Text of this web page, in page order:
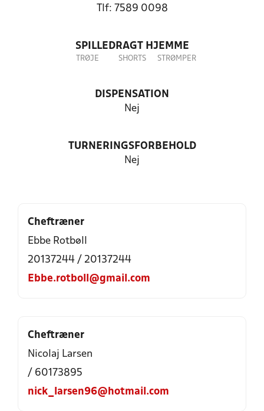
Tlf: 7589 0098
SPILLEDRAGT HJEMME
TRØJE SHORTS STRØMPER
DISPENSATION
Nej
TURNERINGSFORBEHOLD
Nej
Cheftræner
Ebbe Rotbøll
20137244 / 20137244
Ebbe.rotboll@gmail.com
Cheftræner
Nicolaj Larsen
/ 60173895
nick_larsen96@hotmail.com